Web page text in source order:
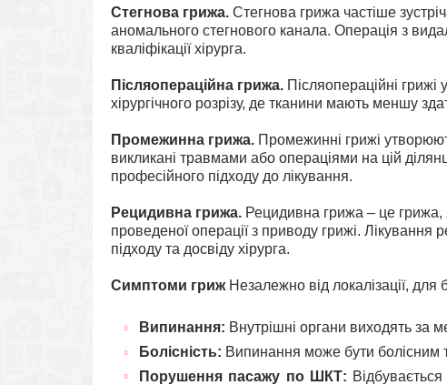
Стегнова грижа. Стегнова грижа частіше
аномального стегнового канала. Операція з
кваліфікації хірурга.
Післяопераційна грижа. Післяопераційні
хірургічного розрізу, де тканини мають меншу
Промежинна грижа. Промежинні грижі
викликані травмами або операціями на цій
професійного підходу до лікування.
Рецидивна грижа. Рецидивна грижа – це грижа,
проведеної операції з приводу грижі.
підходу та досвіду хірурга.
Симптоми грижНезалежно від локалізації, для
Випинання: Внутрішні органи виходять за
Болісність: Випинання може бути болісним
Порушення пасажу по ШКТ: